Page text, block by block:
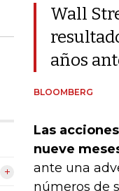
Wall
años
BLOOMBERG
Las
nueve
ante una
números de